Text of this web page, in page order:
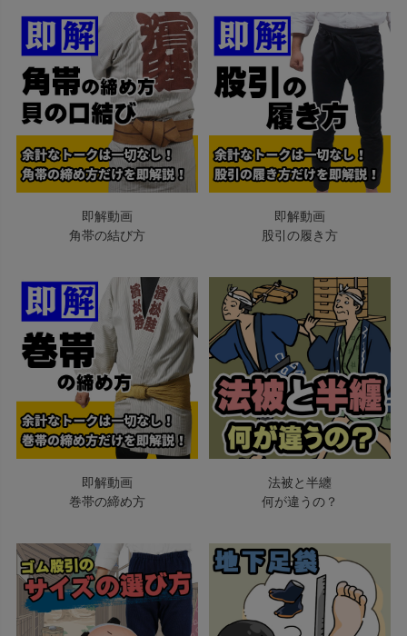
即解動画
角帯の結び方
即解動画
股引の履き方
即解動画
巻帯の締め方
法被と半纏
何が違うの？